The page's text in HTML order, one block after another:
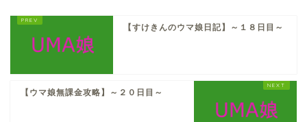
【すけきんのウマ娘日記】～１８日目～
【ウマ娘無課金攻略】～２０日目～